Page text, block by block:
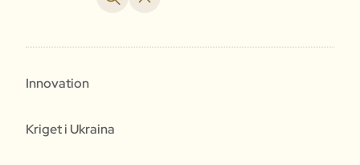
Innovation
Kriget i Ukraina